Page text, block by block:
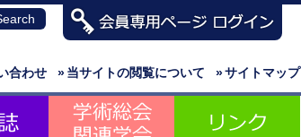
»サイトマップ
»当サイトの閲覧について
合わせ